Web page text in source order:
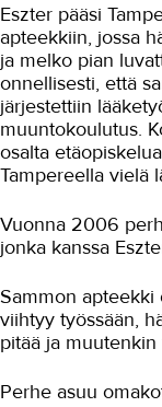
Eszter pääsi
apteekkiin, jossa
ja melko pian
onnellisesti, että
järjestettiin
muuntokoulutus.
osalta
Tampereella vielä
Vuonna 2006
jonka kanssa
Sammon apteekki
viihtyy työssään,
pitää ja
Perhe asuu